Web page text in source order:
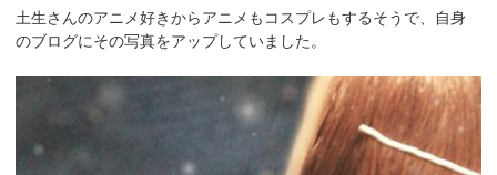
土生さんのアニメ好きからアニメもコスプレもするそうで、自身
のブログにその写真をアップしていました。